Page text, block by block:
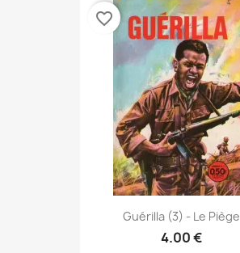
Guérilla (3) - Le Piège
4.00 €
favorite_border